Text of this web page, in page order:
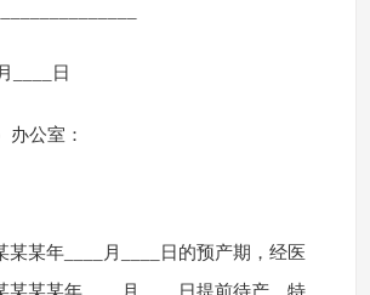
____日
办公室：
某某年____月____日的预产期，经医